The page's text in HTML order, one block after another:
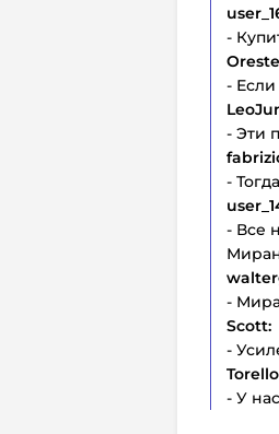
-
-
- Эти
-
- Все
-
Scott:
-
- У